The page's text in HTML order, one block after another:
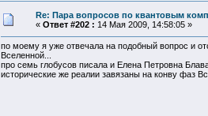
Re: Пара вопросов по квантовым
« Ответ #202 : 14 Мая 2009, 14:58:05 »
по моему я уже отвечала на подобный вопрос и
Вселенной...
про семь глобусов писала и Елена Петровна
исторические же реалии завязаны на конву фаз